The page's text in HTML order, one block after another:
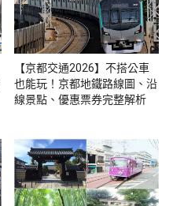
【京都交通2026】不搭公車
也能玩！京都地鐵路線圖、沿
線景點、優惠票券完整解析